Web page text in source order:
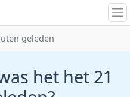
geleden
het het 21